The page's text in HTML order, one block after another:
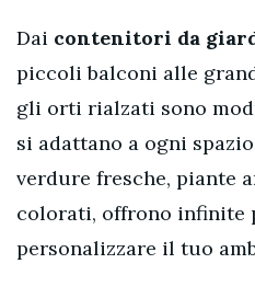
Dai contenitori da
piccoli balconi alle
gli orti rialzati sono
si adattano a ogni
verdure fresche, piante
colorati, offrono infinite
personalizzare il tuo